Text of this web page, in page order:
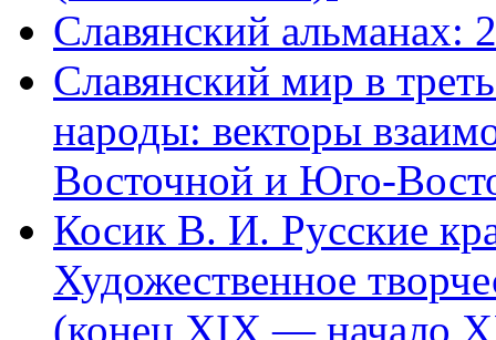
Славянский альманах:
Славянский мир в
народы: векторы
Восточной и Юго-
Косик В. И. Русские
Художественное
(конец XIX — начало